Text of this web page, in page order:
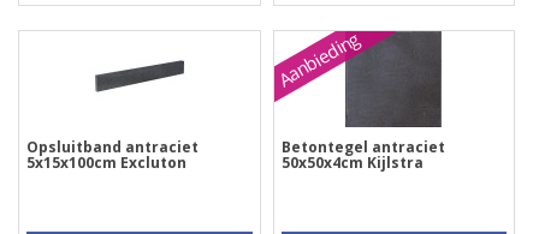
Opsluitband antraciet
5x15x100cm Excluton
Aanbieding
Betontegel antraciet
50x50x4cm Kijlstra